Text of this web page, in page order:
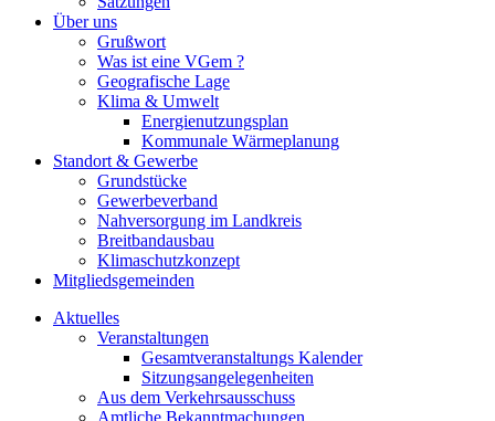
Über uns
Grußwort
Was ist eine VGem ?
Geografische Lage
Klima & Umwelt
Energienutzungsplan
Kommunale Wärmeplanung
Standort & Gewerbe
Grundstücke
Gewerbeverband
Nahversorgung im Landkreis
Breitbandausbau
Klimaschutzkonzept
Mitgliedsgemeinden
Aktuelles
Veranstaltungen
Gesamtveranstaltungs Kalender
Sitzungsangelegenheiten
Aus dem Verkehrsausschuss
Amtliche Bekanntmachungen